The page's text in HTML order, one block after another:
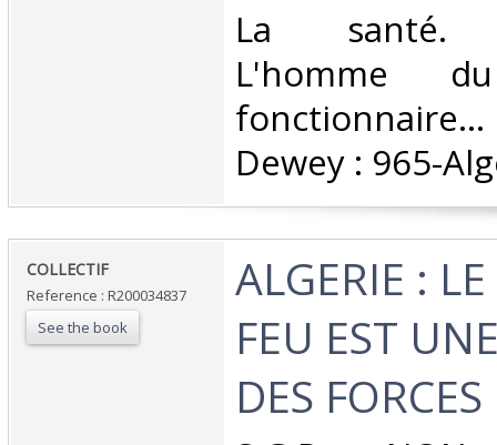
‎La santé.
L'homme
Dewey : 965-
‎COLLECTIF‎
Reference : R200034837
See the book
‎ALGERIE :
FEU EST
DES